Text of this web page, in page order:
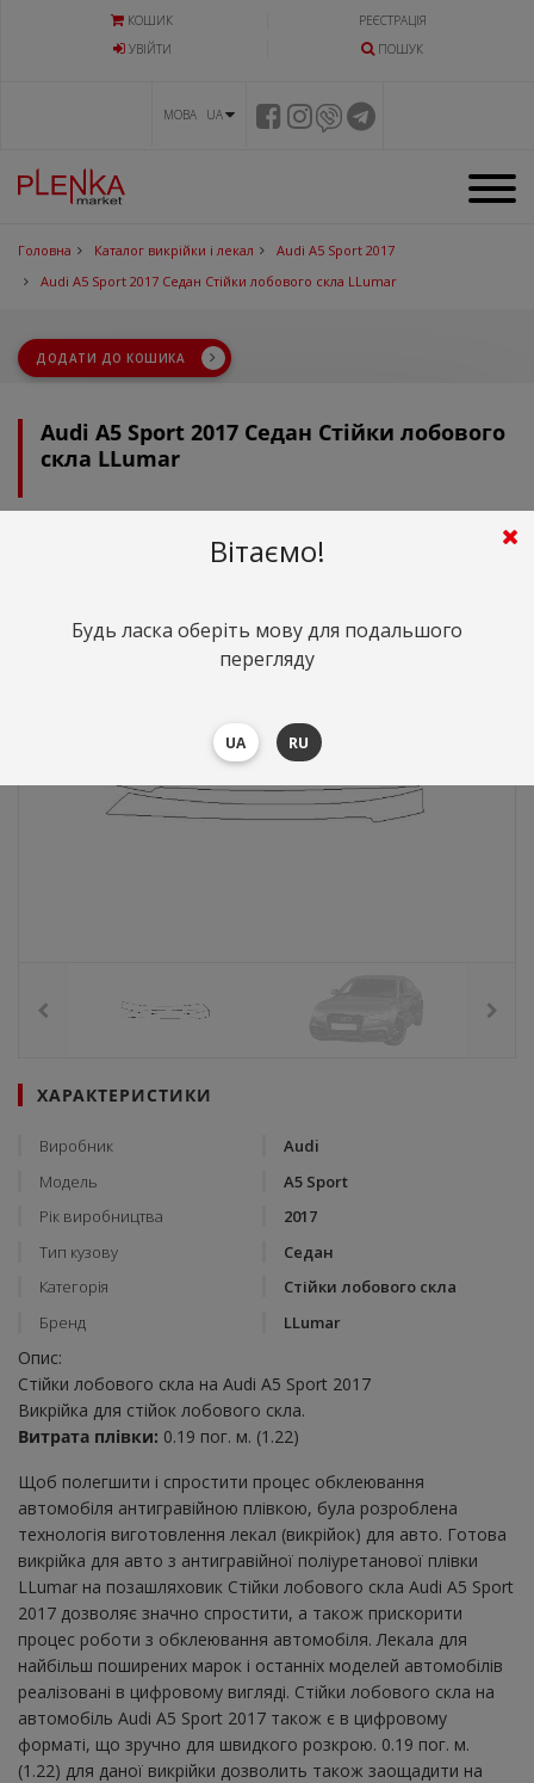
КОШИК
РЕЄСТРАЦІЯ
УВIЙТИ
ПОШУК
МОВА UA
Головна Каталог викрійки і лекал
Audi A5 Sport 2017
Audi A5 Sport 2017 Седан Стійки лобового скла LLumar
ДОДАТИ ДО КОШИКА
Audi A5 Sport 2017 Седан Стійки лобового
скла LLumar
грн.
ХАРАКТЕРИСТИКИ
Виробник
Audi
Модель
A5 Sport
Рік виробництва
2017
Тип кузову
Седан
Категорія
Стійки лобового скла
Бренд
LLumar
Опис:
Стійки лобового скла на Audi A5 Sport 2017
Викрійка для стійок лобового скла.
Витрата плівки: 0.19 пог. м. (1.22)
Щоб полегшити і спростити процес обклеювання
автомобіля антигравійною плівкою, була розроблена
технологія виготовлення лекал (викрійок) для авто. Готова
викрійка для авто з антигравійної поліуретанової плівки
LLumar на позашляховик Стійки лобового скла Audi A5 Sport
2017 дозволяє значно спростити, а також прискорити
процес роботи з обклеювання автомобіля. Лекала для
найбільш поширених марок і останніх моделей автомобілів
реалізовані в цифровому вигляді. Стійки лобового скла на
автомобіль Audi A5 Sport 2017 також є в цифровому
форматі, що зручно для швидкого розкрою. 0.19 пог. м.
(1.22) для даної викрійки дозволить також заощадити на
Вітаємо!
Будь ласка оберіть мову для подальшого
перегляду
UA RU